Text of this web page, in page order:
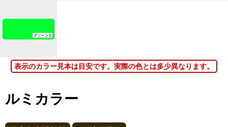
表示のカラー見本は目安です。実際の色とは多少異なります。
ルミカラー